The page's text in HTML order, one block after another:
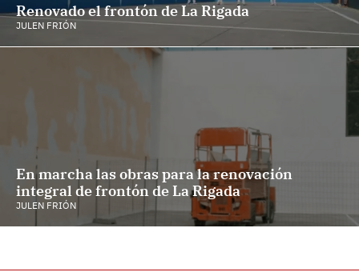
Renovado el frontón de La Rigada
JULEN FRIÓN
En marcha las obras para la renovación
integral de frontón de La Rigada
JULEN FRIÓN